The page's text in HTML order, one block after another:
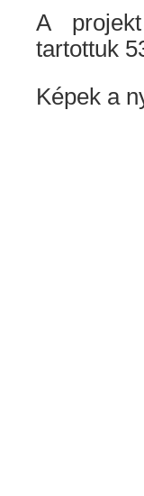
A
tartottuk
Képek a